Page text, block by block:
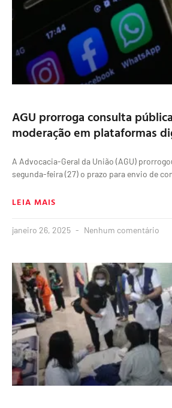
AGU prorroga consulta
moderação em plataformas
A Advocacia-Geral da União (AGU)
segunda-feira (27) o prazo para envio de
LEIA MAIS
janeiro 26, 2025 Nenhum comentário